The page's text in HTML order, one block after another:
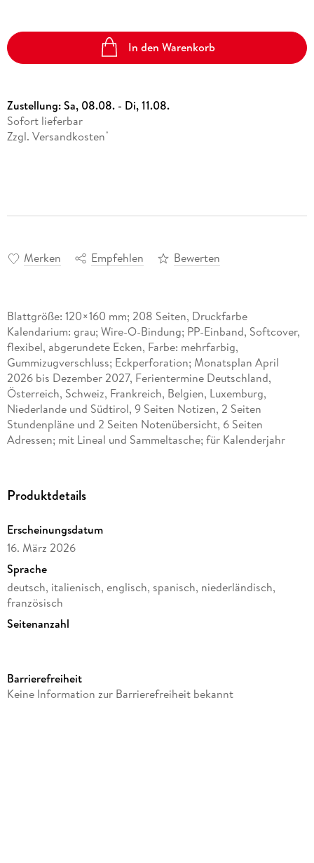
In den Warenkorb
Zustellung:Sa, 08.08. - Di, 11.08.
Sofort lieferbar
Zzgl. Versandkosten *
Merken Empfehlen Bewerten
Blattgröße: 120×160 mm; 208 Seiten, Druckfarbe
Kalendarium: grau; Wire-O-Bindung; PP-Einband, Softcover,
flexibel, abgerundete Ecken, Farbe: mehrfarbig,
Gummizugverschluss; Eckperforation; Monatsplan April
2026 bis Dezember 2027, Ferientermine Deutschland,
Österreich, Schweiz, Frankreich, Belgien, Luxemburg,
Niederlande und Südtirol, 9 Seiten Notizen, 2 Seiten
Stundenpläne und 2 Seiten Notenübersicht, 6 Seiten
Adressen; mit Lineal und Sammeltasche; für Kalenderjahr
Produktdetails
Erscheinungsdatum
16. März 2026
Sprache
deutsch, italienisch, englisch, spanisch, niederländisch,
französisch
Seitenanzahl
Kalender
Verlag/Hersteller
Barrierefreiheit
Keine Information zur Barrierefreiheit bekannt